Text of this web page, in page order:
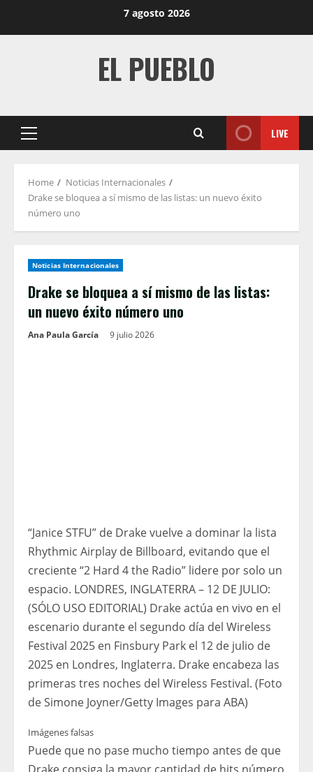
7 agosto 2026
EL PUEBLO
Primary
LIVE
Home
Noticias Internacionales
Drake se bloquea a sí mismo de las listas: un nuevo éxito
número uno
Noticias Internacionales
Drake se bloquea a sí mismo de las listas:
un nuevo éxito número uno
Ana Paula García 9 julio 2026
“Janice STFU” de Drake vuelve a dominar la lista
Rhythmic Airplay de Billboard, evitando que el
creciente “2 Hard 4 the Radio” lidere por solo un
espacio. LONDRES, INGLATERRA – 12 DE JULIO:
(SÓLO USO EDITORIAL) Drake actúa en vivo en el
escenario durante el segundo día del Wireless
Festival 2025 en Finsbury Park el 12 de julio de
2025 en Londres, Inglaterra. Drake encabeza las
primeras tres noches del Wireless Festival. (Foto
de Simone Joyner/Getty Images para ABA)
Imágenes falsas
Puede que no pase mucho tiempo antes de que